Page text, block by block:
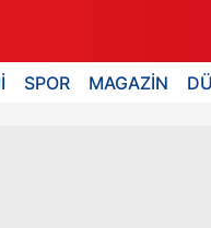
SPOR MAGAZİN